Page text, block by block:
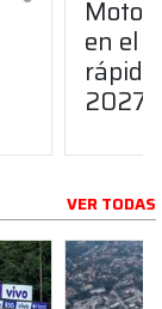
en el
2027
VER TODAS